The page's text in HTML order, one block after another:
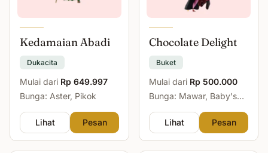
Kedamaian Abadi
Dukacita
Mulai dari Rp 649.997
Bunga: Aster, Pikok
Lihat Pesan
Chocolate Delight
Buket
Mulai dari Rp 500.000
Bunga: Mawar, Baby's
Lihat
Pesan